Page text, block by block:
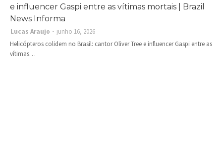
e influencer Gaspi entre as vítimas mortais | Brazil
News Informa
Lucas Araujo
junho 16, 2026
Helicópteros colidem no Brasil: cantor Oliver Tree e influencer Gaspi entre as
vítimas…